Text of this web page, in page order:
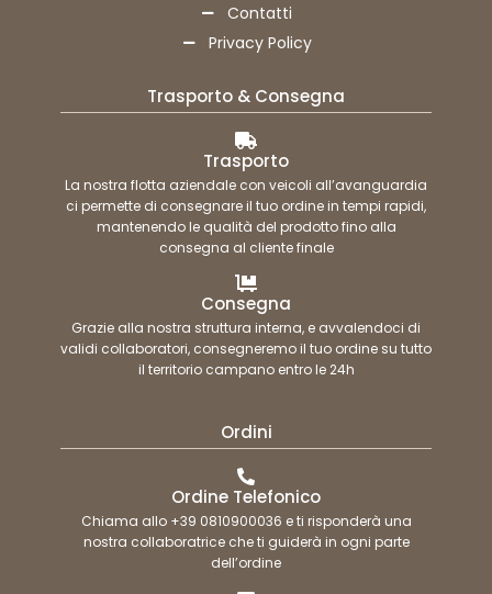
Contatti
Privacy Policy
Trasporto & Consegna
Trasporto
La nostra flotta aziendale con veicoli all’avanguardia
ci permette di consegnare il tuo ordine in tempi rapidi,
mantenendo le qualità del prodotto fino alla
consegna al cliente finale
Consegna
Grazie alla nostra struttura interna, e avvalendoci di
validi collaboratori, consegneremo il tuo ordine su tutto
il territorio campano entro le 24h
Ordini
Ordine Telefonico
Chiama allo +39 0810900036 e ti risponderà una
nostra collaboratrice che ti guiderà in ogni parte
dell’ordine